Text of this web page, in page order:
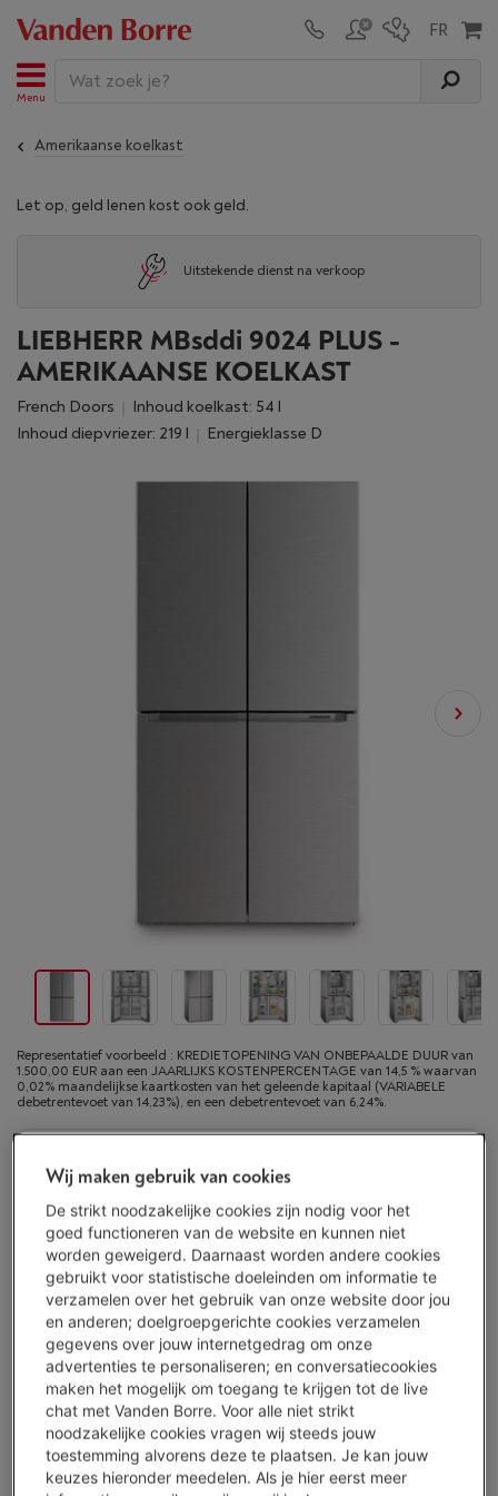
Menu
Amerikaanse koelkast
Let op, geld lenen kost ook geld.
Uitstekende dienst na verkoop
LIEBHERR MBsddi 9024 PLUS -
AMERIKAANSE KOELKAST
French Doors
Inhoud koelkast: 54 l
Inhoud diepvriezer: 219 l
Energieklasse D
Representatief voorbeeld : KREDIETOPENING VAN ONBEPAALDE DUUR van
1.500,00 EUR aan een JAARLIJKS KOSTENPERCENTAGE van 14,5 % waarvan
0,02% maandelijkse kaartkosten van het geleende kapitaal (VARIABELE
debetrentevoet van 14,23%), en een debetrentevoet van 6,24%.
€ 2.999,00
Of 24 betalingen van € 133,32 -Meer info
Debetrentevoet 6,24%, Kredietkost € 200,68
Koop nu
Vergelijken
Vanden Borre Life Groot elektro
Verleng de levensduur van je toestellen met één abonnement
Wij maken gebruik van cookies
De strikt noodzakelijke cookies zijn nodig voor het
goed functioneren van de website en kunnen niet
worden geweigerd. Daarnaast worden andere cookies
gebruikt voor statistische doeleinden om informatie te
verzamelen over het gebruik van onze website door jou
en anderen; doelgroepgerichte cookies verzamelen
gegevens over jouw internetgedrag om onze
advertenties te personaliseren; en conversatiecookies
maken het mogelijk om toegang te krijgen tot de live
chat met Vanden Borre. Voor alle niet strikt
noodzakelijke cookies vragen wij steeds jouw
toestemming alvorens deze te plaatsen. Je kan jouw
keuzes hieronder meedelen. Als je hier eerst meer